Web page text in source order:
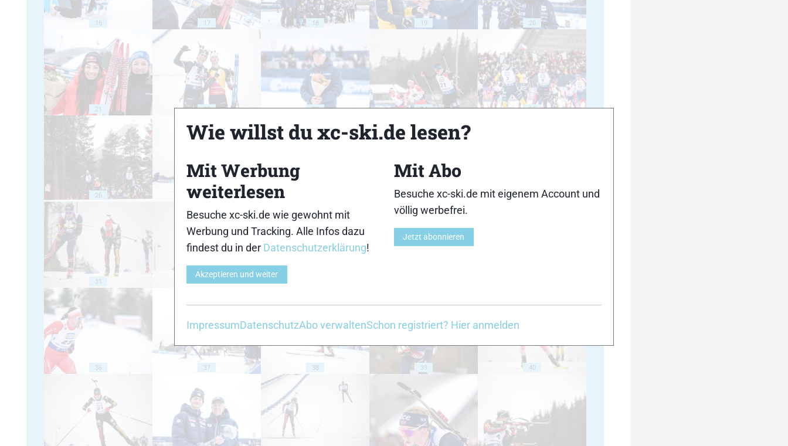
16 17 18 19 20
21 22 23 24 25
26 27 29 30
31
36 37 38 39 40
Wie willst du xc-ski.de lesen?
Mit Werbung
weiterlesen
Besuche xc-ski.de wie gewohnt mit
Werbung und Tracking. Alle Infos dazu
findest du in der Datenschutzerklärung!
Akzeptieren und weiter
Mit Abo
Besuche xc-ski.de mit eigenem Account und
völlig werbefrei.
Jetzt abonnieren
ImpressumDatenschutzAbo verwaltenSchon registriert? Hier anmelden